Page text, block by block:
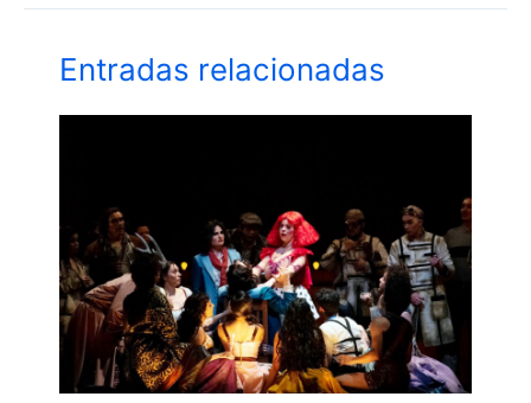
Entradas relacionadas